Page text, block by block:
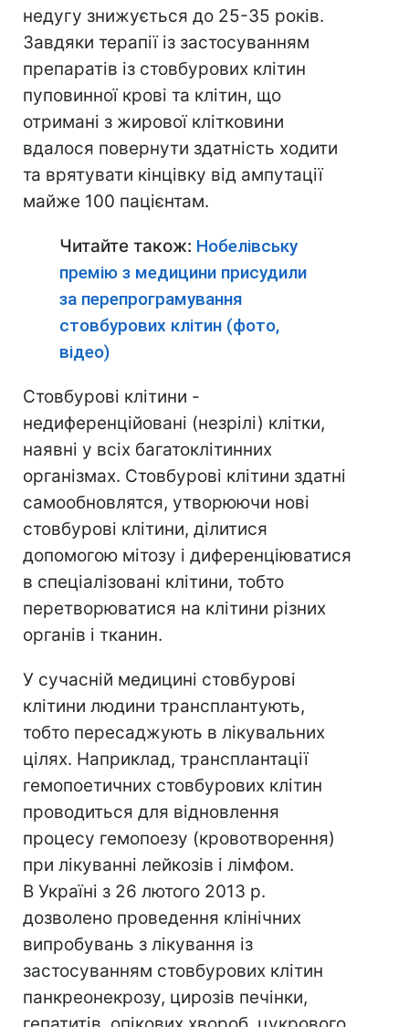
недугу знижується до 25-35 років.
Завдяки терапії із застосуванням
препаратів із стовбурових клітин
пуповинної крові та клітин, що
отримані з жирової клітковини
вдалося повернути здатність ходити
та врятувати кінцівку від ампутації
майже 100 пацієнтам.
Читайте також: Нобелівську
премію з медицини присудили
за перепрограмування
стовбурових клітин (фото,
відео)
Стовбурові клітини -
недиференційовані (незрілі) клітки,
наявні у всіх багатоклітинних
організмах. Стовбурові клітини здатні
самообновлятся, утворюючи нові
стовбурові клітини, ділитися
допомогою мітозу і диференціюватися
в спеціалізовані клітини, тобто
перетворюватися на клітини різних
органів і тканин.
У сучасній медицині стовбурові
клітини людини трансплантують,
тобто пересаджують в лікувальних
цілях. Наприклад, трансплантації
гемопоетичних стовбурових клітин
проводиться для відновлення
процесу гемопоезу (кровотворення)
при лікуванні лейкозів і лімфом.
В Україні з 26 лютого 2013 р.
дозволено проведення клінічних
випробувань з лікування із
застосуванням стовбурових клітин
панкреонекрозу, цирозів печінки,